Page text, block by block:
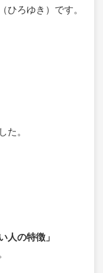
ひろゆき）です。
た。
人の特徴」